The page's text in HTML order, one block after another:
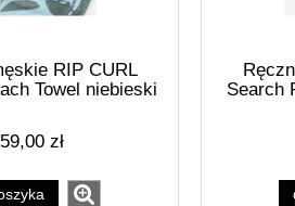
RIP CURL
Towel niebieski
zł
Search